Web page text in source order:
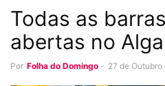
Todas as
abertas no
Por Folha do Domingo - 27 de Outubro